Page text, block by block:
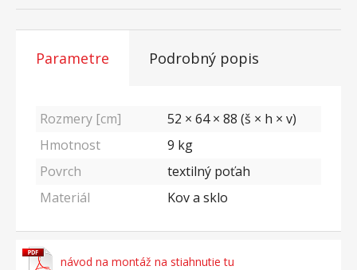
Parametre Podrobný popis
Rozmery [cm]
52 × 64 × 88 (š × h × v)
Hmotnost
9 kg
Povrch
textilný poťah
Materiál
Kov a sklo
návod na montáž na stiahnutie tu